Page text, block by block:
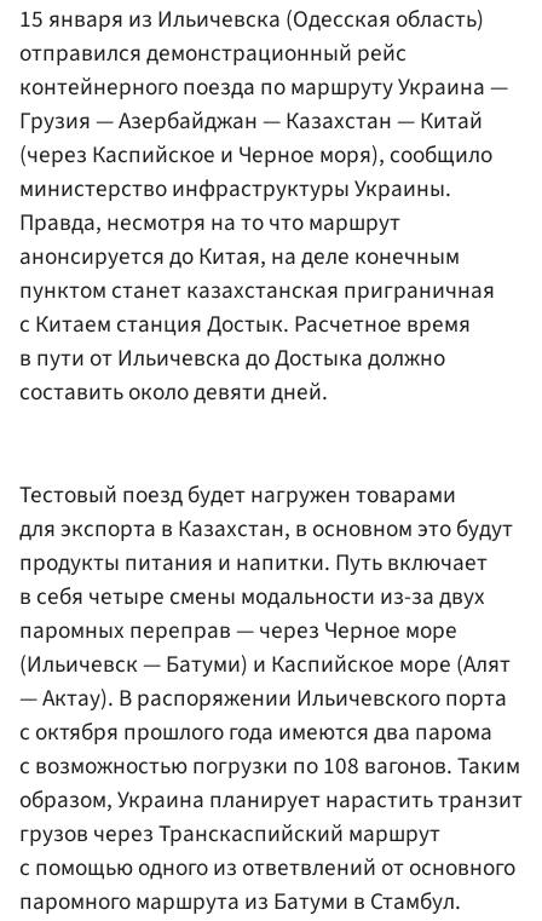
15 января из Ильичевска (Одесская область)
отправился демонстрационный рейс
контейнерного поезда по маршруту Украина —
Грузия — Азербайджан — Казахстан — Китай
(через Каспийское и Черное моря), сообщило
министерство инфраструктуры Украины.
Правда, несмотря на то что маршрут
анонсируется до Китая, на деле конечным
пунктом станет казахстанская приграничная
с Китаем станция Достык. Расчетное время
в пути от Ильичевска до Достыка должно
составить около девяти дней.
Тестовый поезд будет нагружен товарами
для экспорта в Казахстан, в основном это будут
продукты питания и напитки. Путь включает
в себя четыре смены модальности из-за двух
паромных переправ — через Черное море
(Ильичевск — Батуми) и Каспийское море (Алят
— Актау). В распоряжении Ильичевского порта
с октября прошлого года имеются два парома
с возможностью погрузки по 108 вагонов. Таким
образом, Украина планирует нарастить транзит
грузов через Транскаспийский маршрут
с помощью одного из ответвлений от основного
паромного маршрута из Батуми в Стамбул.